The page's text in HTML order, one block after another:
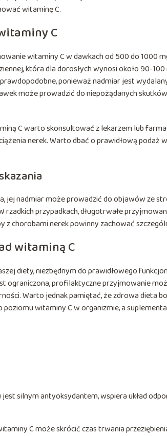
witaminę C.
C
witaminy C w dawkach od 500 do 1000
która dla dorosłych wynosi około 90-
ponieważ nadmiar jest
może prowadzić do niepożądanych
C warto skonsultować z lekarzem lub
nerek. Warto dbać o prawidłową podaż
jej nadmiar może prowadzić do objawów ze
rzadkich przypadkach, długotrwałe
z chorobami nerek powinny zachować
witaminą C
diety, niezbędnym do prawidłowego
ograniczona, profilaktyczne przyjmowanie
Warto jednak pamiętać, że zdrowa dieta
witaminy C w organizmie, a
silnym antyoksydantem, wspiera układ
C może skrócić czas trwania